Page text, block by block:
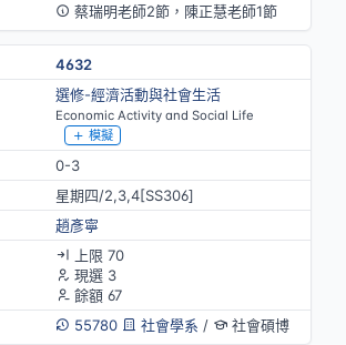
蔡瑞明老師2節，陳正慧老師1節
4632
選修-經濟活動與社會生活
Economic Activity and Social Life
模擬
0-3
星期四/2,3,4[SS306]
趙彥寧
上限 70
現選 3
餘額 67
55780
社會學系 / 社會碩博